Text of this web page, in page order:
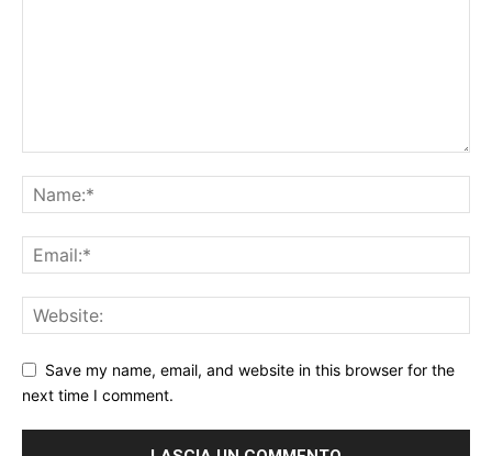
Save my name, email, and website in this browser for the
next time I comment.